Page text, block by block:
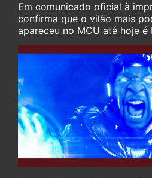
Em comunicado oficial à
confirma que o vilão mais
apareceu no MCU até hoje é